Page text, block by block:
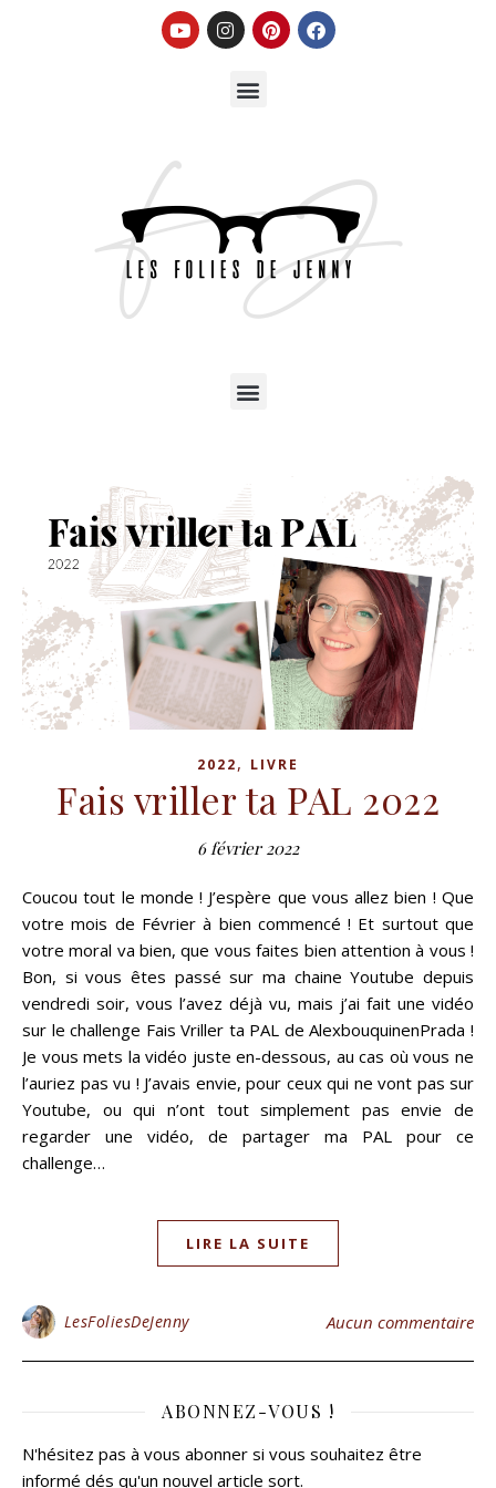
2022, LIVRE
Fais vriller ta PAL 2022
6 février 2022
Coucou tout le monde ! J’espère que vous allez bien ! Que
votre mois de Février à bien commencé ! Et surtout que
votre moral va bien, que vous faites bien attention à vous !
Bon, si vous êtes passé sur ma chaine Youtube depuis
vendredi soir, vous l’avez déjà vu, mais j’ai fait une vidéo
sur le challenge Fais Vriller ta PAL de AlexbouquinenPrada !
Je vous mets la vidéo juste en-dessous, au cas où vous ne
l’auriez pas vu ! J’avais envie, pour ceux qui ne vont pas sur
Youtube, ou qui n’ont tout simplement pas envie de
regarder une vidéo, de partager ma PAL pour ce
challenge…
LIRE LA SUITE
LesFoliesDeJenny Aucun commentaire
ABONNEZ-VOUS !
N'hésitez pas à vous abonner si vous souhaitez être
informé dés qu'un nouvel article sort.